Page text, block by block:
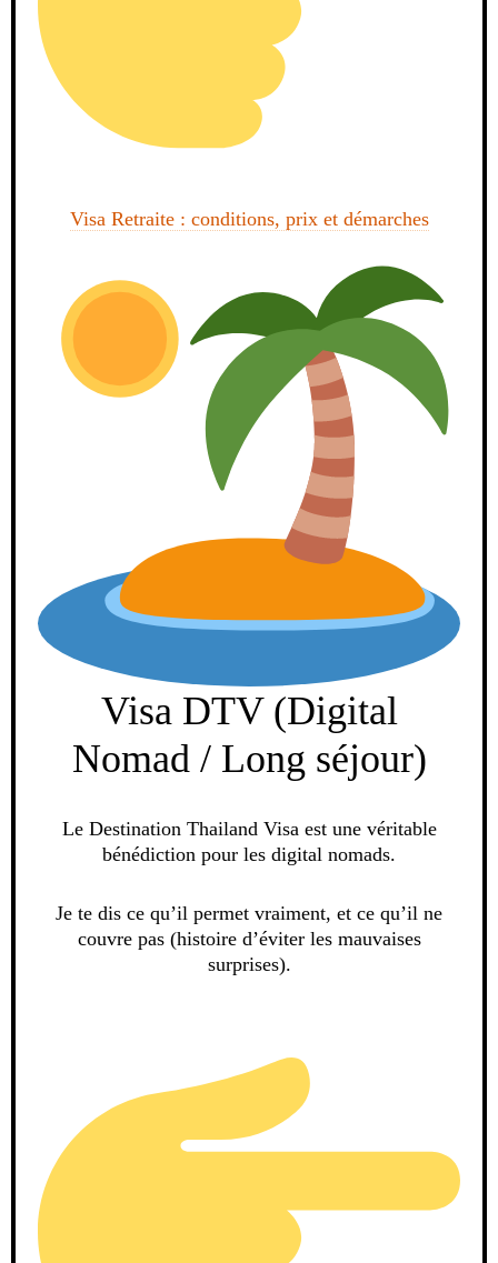
Visa Retraite : conditions, prix et démarches
Visa DTV (Digital
Nomad / Long séjour)
Le Destination Thailand Visa est une véritable
bénédiction pour les digital nomads.
Je te dis ce qu’il permet vraiment, et ce qu’il ne
couvre pas (histoire d’éviter les mauvaises
surprises).